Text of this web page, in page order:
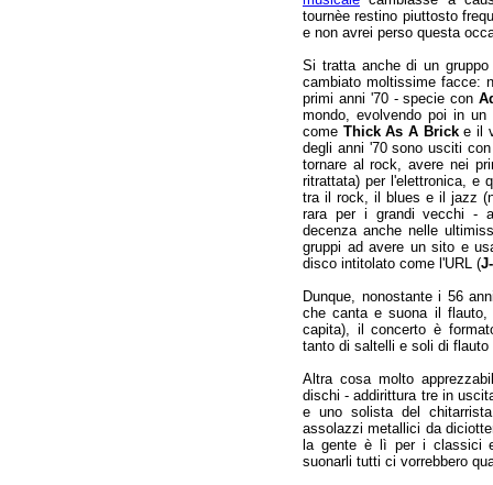
tournèe restino piuttosto
e non avrei perso questa
Si tratta anche di un
cambiato moltissime facce:
primi anni '70 - specie con
mondo, evolvendo poi in
come Thick As A Bricke il
degli anni '70 sono usciti
tornare al rock, avere nei
ritrattata) per l'elettronica, e
tra il rock, il blues e il jazz
rara per i grandi vecchi -
decenza anche nelle
gruppi ad avere un sito e
disco intitolato come l'URL (
Dunque, nonostante i 56
che canta e suona il
capita), il concerto è
tanto di saltelli e soli di
Altra cosa molto
dischi - addirittura tre in
e uno solista del
assolazzi metallici da
la gente è lì per i classici
suonarli tutti ci vorrebbero